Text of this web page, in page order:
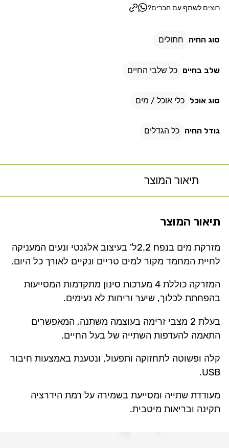
מים
מים
ליטר
רוצים לשתף עם חברים?
סוג החיה חתולים
שלב בחיים כל שלבי החיים
סוג אוכל כלי אוכל / מים
גודל החיה כל הגדלים
תיאור המוצר
תיאור המוצר
מזרקת מים בנפח 2.2ל' בעיצוב אלגנטי ונעים המעניקה
לחיית המחמד מקור למים טריים ונקיים לאורך כל היום.
המזרקה כוללת 4 מערכות סינון מתקדמות המסייעות
בהפחתת לכלוך, שיער וריחות לא נעימים.
בעלת 2 מצבי זרימה בעוצמה משתנה, המאפשרים
התאמה להעדפות השתייה של בעל החיים.
קלה ופשוטה לתחזוקה ותפעול, ונטענת באמצעות חיבור
USB.
מעודדת שתייה ומסייעת בשמירה על רמת הידרציה
תקינה ובריאות מיטבית.